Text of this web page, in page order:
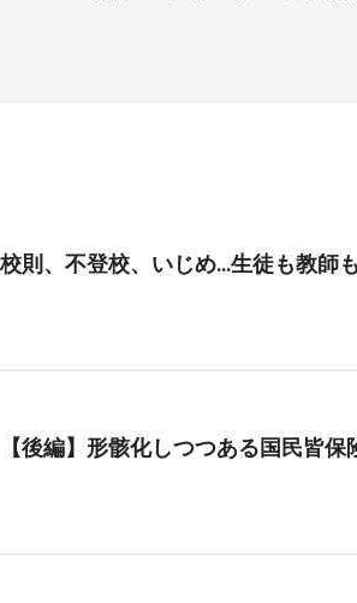
校則、不登校、いじめ…生徒も教師
【後編】形骸化しつつある国民皆